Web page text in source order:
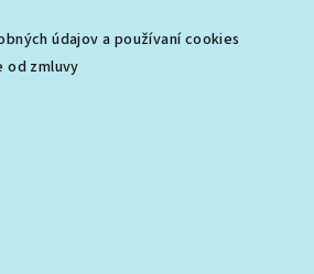
údajov a používaní cookies
od zmluvy